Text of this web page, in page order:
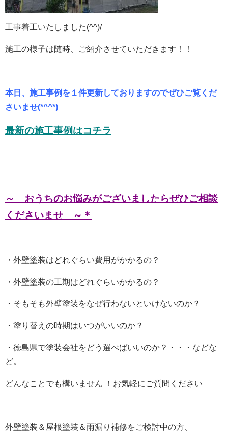
工事着工いたしました(^^)/
施工の様子は随時、ご紹介させていただきます！！
本日、施工事例を１件更新しておりますのでぜひご覧くだ
さいませ(*^^*)
最新の施工事例はコチラ
～ おうちのお悩みがございましたらぜひご相談
くださいませ ～＊
・外壁塗装はどれぐらい費用がかかるの？
・外壁塗装の工期はどれぐらいかかるの？
・そもそも外壁塗装をなぜ行わないといけないのか？
・塗り替えの時期はいつがいいのか？
・徳島県で塗装会社をどう選べばいいのか？・・・などな
ど。
どんなことでも構いません ！お気軽にご質問ください
外壁塗装＆屋根塗装＆雨漏り補修をご検討中の方、